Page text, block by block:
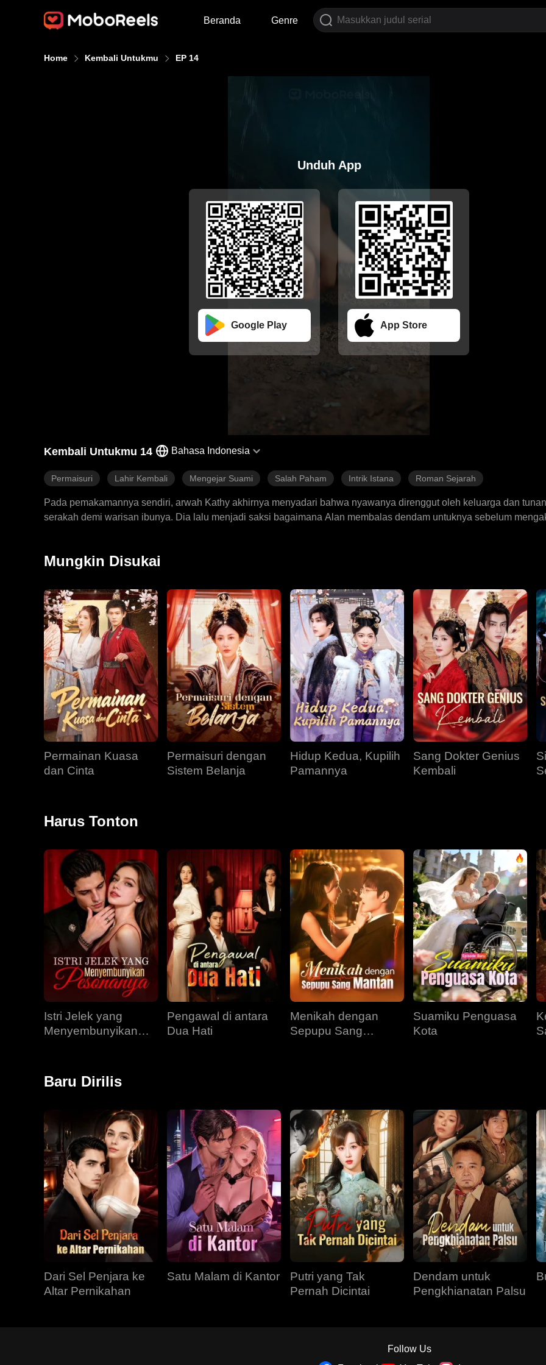
Beranda Genre
Home Kembali Untukmu EP 14
Unduh App
Google Play App Store
Kembali Untukmu 14 Bahasa Indonesia
Permaisuri Lahir Kembali Mengejar Suami Salah Paham Intrik Istana Roman Sejarah
Pada pemakamannya sendiri, arwah Kathy akhirnya menyadari bahwa nyawanya direnggut oleh keluarga dan
serakah demi warisan ibunya. Dia lalu menjadi saksi bagaimana Alan membalas dendam untuknya sebelum
pengorbanan Alan, pria yang mencintainya hingga napas terakhir.
Mungkin Disukai
Permainan Kuasa
dan Cinta
Permaisuri dengan
Sistem Belanja
Hidup Kedua, Kupilih
Pamannya
Sang Dokter Genius
Kembali
Harus Tonton
Istri Jelek yang
Menyembunyikan
Pengawal di antara
Dua Hati
Menikah dengan
Sepupu Sang
Suamiku Penguasa
Kota
Baru Dirilis
Dari Sel Penjara ke
Altar Pernikahan
Satu Malam di Kantor
Putri yang Tak
Pernah Dicintai
Dendam untuk
Pengkhianatan Palsu
Follow Us